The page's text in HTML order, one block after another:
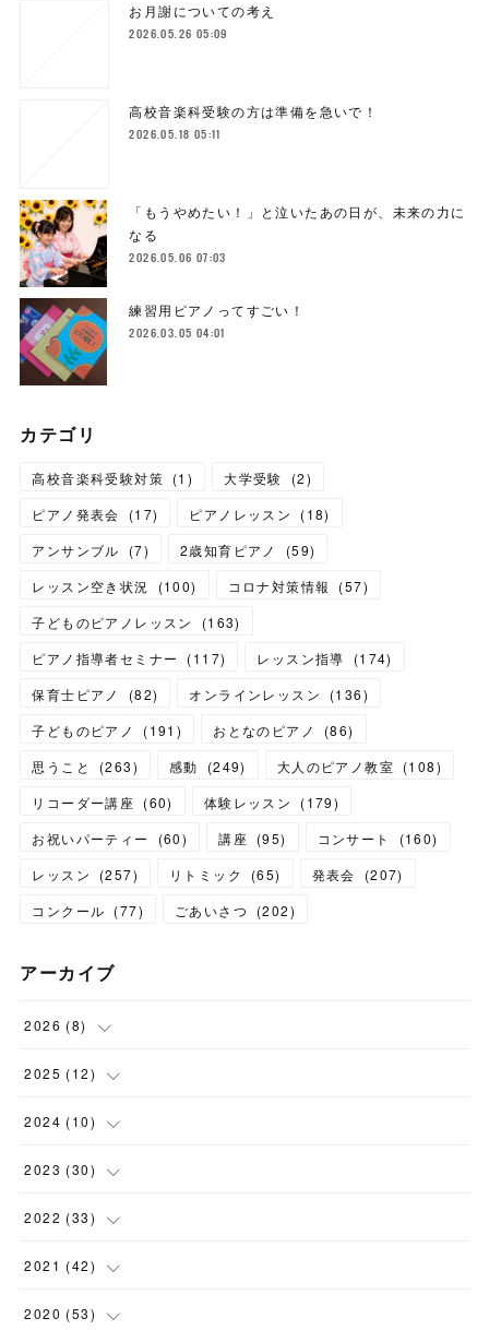
お月謝についての考え
2026.05.26 05:09
高校音楽科受験の方は準備を急いで！
2026.05.18 05:11
「もうやめたい！」と泣いたあの日が、未来の力に
なる
2026.05.06 07:03
練習用ピアノってすごい！
2026.03.05 04:01
カテゴリ
高校音楽科受験対策 (1 ) 大学受験 (2)
ピアノ発表会
(17) ピアノレッスン (18)
アンサンブル
(7) 2歳知育ピアノ (59)
レッスン空き状況
(100) コロナ対策情報 (57)
子どものピアノレッスン
(163)
ピアノ指導者セミナー
(117) レッスン指導 (174)
保育士ピアノ
(82) オンラインレッスン (136)
子どものピアノ
(191 ) おとなのピアノ (86)
思うこと
(263) 感動 (249) 大人のピアノ教室 (108)
リコーダー講座 (60) 体験レッスン (179)
お祝いパーティー
(60) 講座 (95) コンサート (160)
レッスン
(257) リトミック (65) 発表会 (207)
コンクール (77) ごあいさつ (202)
アーカイブ
2026 (8)
(1)
(3)
(1)
(2)
2025 (12)
(1)
(1)
(1)
( 1)
2024 (10)
(1)
(4)
(1)
(1)
2023 (30)
(1)
(1)
(1)
2022 (33)
(5)
(1)
2021 (42)
(1)
2020 (53)